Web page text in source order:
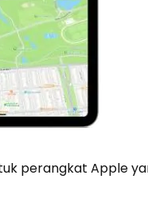
perangkat Apple